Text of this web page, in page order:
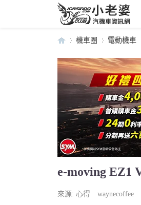
小›
機車圈
›
電動機車
›
e-moving EZ1
來源: 心得 waynecoffee